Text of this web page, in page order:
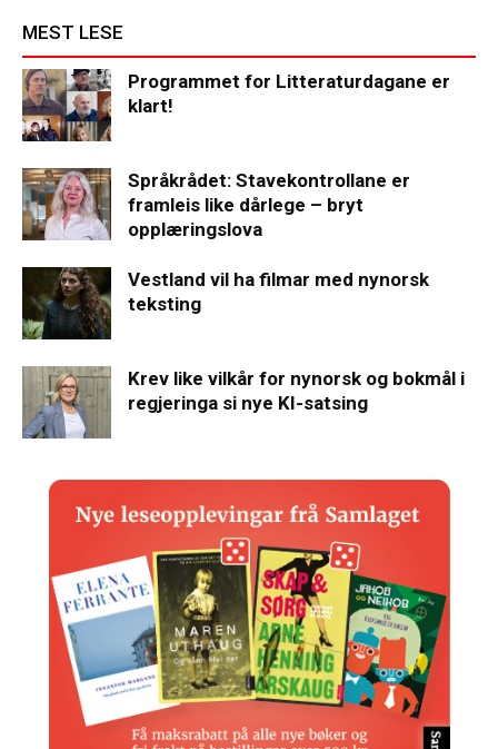
MEST LESE
Programmet for Litteraturdagane er
klart!
Språkrådet: Stavekontrollane er
framleis like dårlege – bryt
opplæringslova
Vestland vil ha filmar med nynorsk
teksting
Krev like vilkår for nynorsk og bokmål i
regjeringa si nye KI-satsing